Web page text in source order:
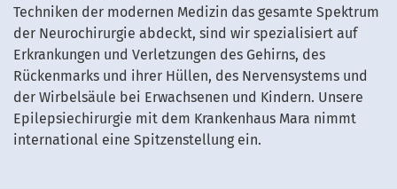
Techniken der modernen Medizin das gesamte Spektrum
der Neurochirurgie abdeckt, sind wir spezialisiert auf
Erkrankungen und Verletzungen des Gehirns, des
Rückenmarks und ihrer Hüllen, des Nervensystems und
der Wirbelsäule bei Erwachsenen und Kindern. Unsere
Epilepsiechirurgie mit dem Krankenhaus Mara nimmt
international eine Spitzenstellung ein.